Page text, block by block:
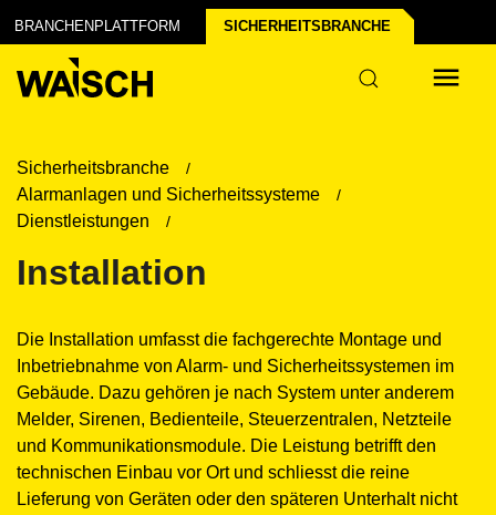
BRANCHENPLATTFORM SICHERHEITS­BRANCHE
Sicherheitsbranche
Alarmanlagen und Sicherheitssysteme
Dienstleistungen
Installation
Die Installation umfasst die fachgerechte Montage und
Inbetriebnahme von Alarm- und Sicherheitssystemen im
Gebäude. Dazu gehören je nach System unter anderem
Melder, Sirenen, Bedienteile, Steuerzentralen, Netzteile
und Kommunikationsmodule. Die Leistung betrifft den
technischen Einbau vor Ort und schliesst die reine
Lieferung von Geräten oder den späteren Unterhalt nicht